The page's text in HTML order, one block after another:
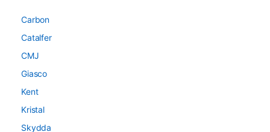
Carbon
Catalfer
CMJ
Giasco
Kent
Kristal
Skydda